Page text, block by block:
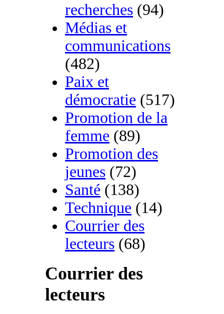
recherches (94)
Médias et
communications
(482)
Paix et
démocratie (517)
Promotion de la
femme (89)
Promotion des
jeunes (72)
Santé (138)
Technique (14)
Courrier des
lecteurs (68)
Courrier des
lecteurs